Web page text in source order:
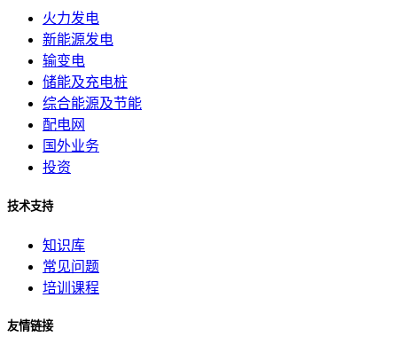
火力发电
新能源发电
输变电
储能及充电桩
综合能源及节能
配电网
国外业务
投资
技术支持
知识库
常见问题
培训课程
友情链接